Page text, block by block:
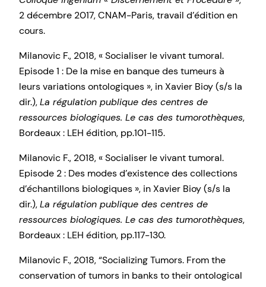
2 décembre 2017, CNAM-Paris, travail d’édition en
cours.
Milanovic F., 2018, « Socialiser le vivant tumoral.
Episode 1 : De la mise en banque des tumeurs à
leurs variations ontologiques », in Xavier Bioy (s/s la
dir.),La régulation publique des centres de
ressources biologiques. Le cas des tumorothèques,
Bordeaux : LEH édition, pp.101-115.
Milanovic F., 2018, « Socialiser le vivant tumoral.
Episode 2 : Des modes d’existence des collections
d’échantillons biologiques », in Xavier Bioy (s/s la
dir.),La régulation publique des centres de
ressources biologiques. Le cas des tumorothèques,
Bordeaux : LEH édition, pp.117-130.
Milanovic F., 2018, “Socializing Tumors. From the
conservation of tumors in banks to their ontological